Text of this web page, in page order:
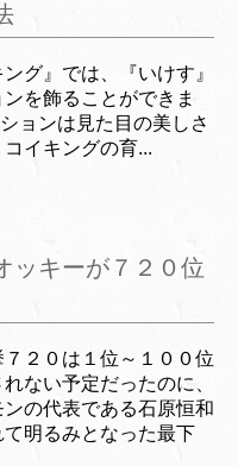
ング』では、『いけす』
を飾ることができま
ョンは見た目の美しさ
イキングの育...
ッキーが７２０位
２０は１位～１００位
ない予定だったのに、
の代表である石原恒和
明るみとなった最下